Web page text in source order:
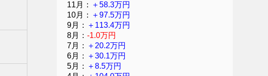
11月： ＋58.3万円
10月： ＋97.5万円
9月： ＋113.4万円
8月： -1.0万円
7月： ＋20.2万円
6月： ＋30.1万円
5月： ＋8.5万円